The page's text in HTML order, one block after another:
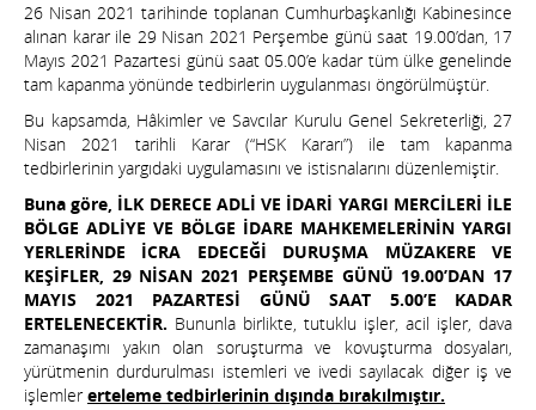
26 Nisan 2021 tarihinde toplanan Cumhurbaşkanlığı Kabinesince
alınan karar ile 29 Nisan 2021 Perşembe günü saat 19.00’dan, 17
Mayıs 2021 Pazartesi günü saat 05.00’e kadar tüm ülke genelinde
tam kapanma yönünde tedbirlerin uygulanması öngörülmüştür.
Bu kapsamda, Hâkimler ve Savcılar Kurulu Genel Sekreterliği, 27
Nisan 2021 tarihli Karar (“HSK Kararı”) ile tam kapanma
tedbirlerinin yargıdaki uygulamasını ve istisnalarını düzenlemiştir.
Buna göre, İLK DERECE ADLİ VE İDARİ YARGI MERCİLERİ İLE
BÖLGE ADLİYE VE BÖLGE İDARE MAHKEMELERİNİN YARGI
YERLERİNDE İCRA EDECEĞİ DURUŞMA MÜZAKERE VE
KEŞİFLER, 29 NİSAN 2021 PERŞEMBE GÜNÜ 19.00’DAN 17
MAYIS 2021 PAZARTESİ GÜNÜ SAAT 5.00’E KADAR
ERTELENECEKTİR. Bununla birlikte, tutuklu işler, acil işler, dava
zamanaşımı yakın olan soruşturma ve kovuşturma dosyaları,
yürütmenin durdurulması istemleri ve ivedi sayılacak diğer iş ve
işlemlererteleme tedbirlerinin dışında bırakılmıştır.